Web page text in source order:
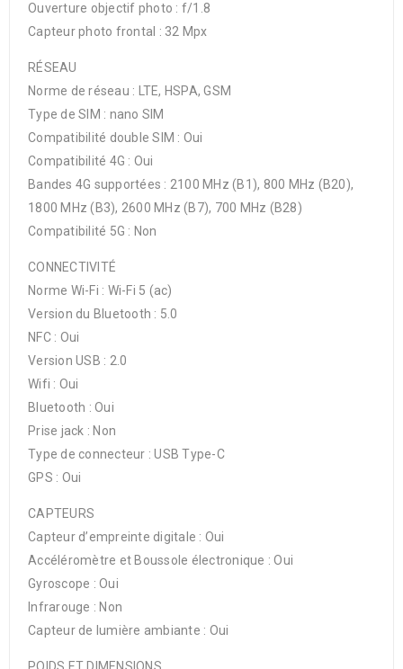
Ouverture objectif photo : f/1.8
Capteur photo frontal : 32 Mpx
RÉSEAU
Norme de réseau : LTE, HSPA, GSM
Type de SIM : nano SIM
Compatibilité double SIM : Oui
Compatibilité 4G : Oui
Bandes 4G supportées : 2100 MHz (B1), 800 MHz (B20),
1800 MHz (B3), 2600 MHz (B7), 700 MHz (B28)
Compatibilité 5G : Non
CONNECTIVITÉ
Norme Wi-Fi : Wi-Fi 5 (ac)
Version du Bluetooth : 5.0
NFC : Oui
Version USB : 2.0
Wifi : Oui
Bluetooth : Oui
Prise jack : Non
Type de connecteur : USB Type-C
GPS : Oui
CAPTEURS
Capteur d’empreinte digitale : Oui
Accéléromètre et Boussole électronique : Oui
Gyroscope : Oui
Infrarouge : Non
Capteur de lumière ambiante : Oui